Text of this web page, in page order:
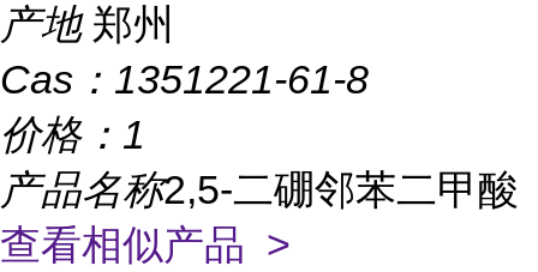
产地 郑州
Cas： 1351221-61-8
价格： 1
产品名称2,5-二硼邻苯二甲酸
查看相似产品 >